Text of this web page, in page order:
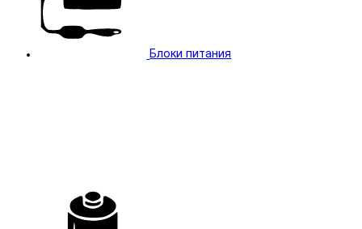
Блоки питания